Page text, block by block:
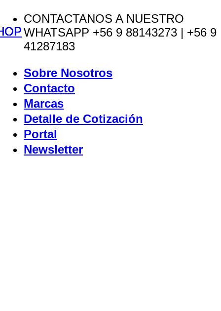
Saltar
al
contenido
CONTACTANOS A NUESTRO
WHATSAPP +56 9 88143273 | +56 9
41287183
Sobre Nosotros
Contacto
Marcas
Detalle de Cotización
Portal
Newsletter